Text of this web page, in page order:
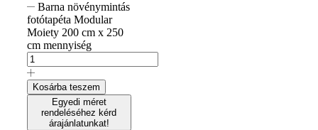
Barna növénymintás
fotótapéta Modular
Moiety 200 cm x 250
cm mennyiség
Kosárba teszem
Egyedi méret
rendeléséhez kérd
árajánlatunkat!